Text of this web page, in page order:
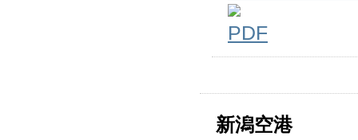
新潟空港